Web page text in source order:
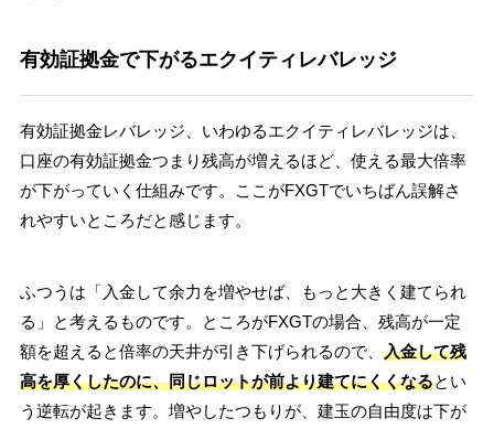
有効証拠金で下がるエクイティレバレッジ
有効証拠金レバレッジ、いわゆるエクイティレバレッジは、
口座の有効証拠金つまり残高が増えるほど、使える最大倍率
が下がっていく仕組みです。ここがFXGTでいちばん誤解さ
れやすいところだと感じます。
ふつうは「入金して余力を増やせば、もっと大きく建てられ
る」と考えるものです。ところがFXGTの場合、残高が一定
額を超えると倍率の天井が引き下げられるので、 入金して残
高を厚くしたのに、同じロットが前より建てにくくなるとい
う逆転が起きます。増やしたつもりが、建玉の自由度は下が